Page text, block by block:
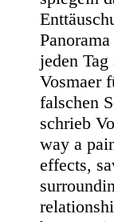
jeden
Vosmaer
falschen
schrieb
way a
effects,